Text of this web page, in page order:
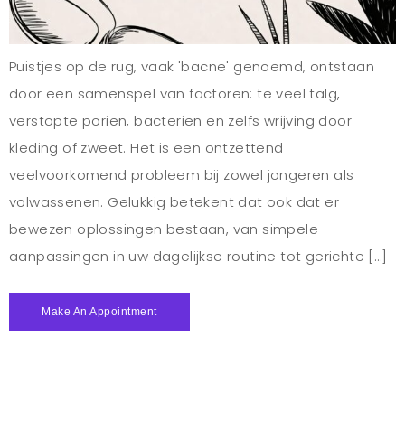
Puistjes op de rug, vaak 'bacne' genoemd, ontstaan
door een samenspel van factoren: te veel talg,
verstopte poriën, bacteriën en zelfs wrijving door
kleding of zweet. Het is een ontzettend
veelvoorkomend probleem bij zowel jongeren als
volwassenen. Gelukkig betekent dat ook dat er
bewezen oplossingen bestaan, van simpele
aanpassingen in uw dagelijkse routine tot gerichte […]
Make An Appointment